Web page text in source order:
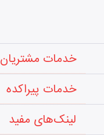
خدمات مشتریان
خدمات پیراکده
لینک‌های مفید